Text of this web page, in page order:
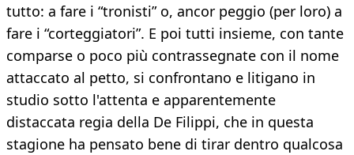
tutto: a fare i “tronisti” o, ancor peggio (per loro) a
fare i “corteggiatori”. E poi tutti insieme, con tante
comparse o poco più contrassegnate con il nome
attaccato al petto, si confrontano e litigano in
studio sotto l'attenta e apparentemente
distaccata regia della De Filippi, che in questa
stagione ha pensato bene di tirar dentro qualcosa